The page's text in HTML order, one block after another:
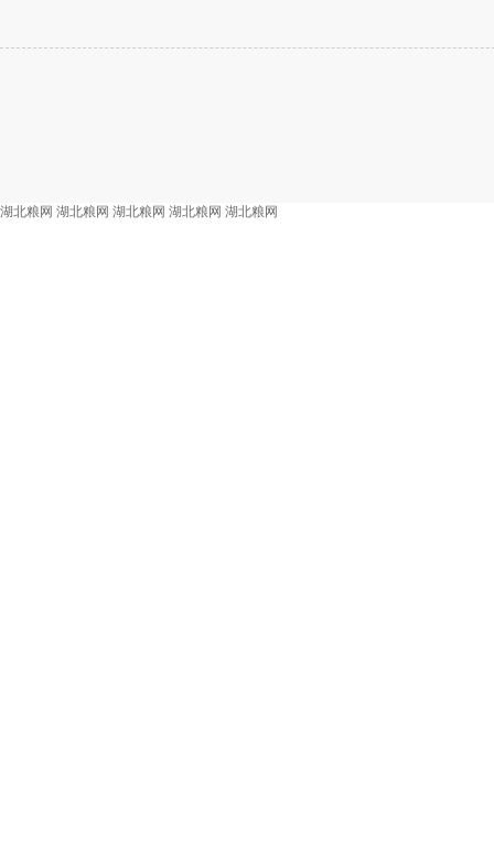
湖北粮网 湖北粮网 湖北粮网 湖北粮网 湖北粮网